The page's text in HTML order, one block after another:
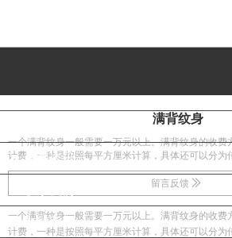
业务范围
新闻资讯
在线留言
满背纹身
一个满背纹身一般需要一万元以上。满背纹身的收费
计费，一种是按照每平方厘米计算，具体还可以分为
留言反馈
一个满背纹身一般需要一万元以上。满背纹身的收费
计费，一种是按照每平方厘米计算，具体还可以分为